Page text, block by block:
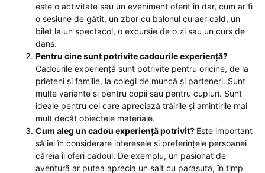
este o activitate sau un eveniment oferit în dar, cum ar fi
o sesiune de gătit, un zbor cu balonul cu aer cald, un
bilet la un spectacol, o excursie de o zi sau un curs de
dans.
Pentru cine sunt potrivite cadourile experiență?
Cadourile experiență sunt potrivite pentru oricine, de la
prieteni și familie, la colegi de muncă și parteneri. Sunt
multe variante si pentru copii sau pentru cupluri. Sunt
ideale pentru cei care apreciază trăirile și amintirile mai
mult decât obiectele materiale.
Cum aleg un cadou experiență potrivit? Este important
să iei în considerare interesele și preferințele persoanei
căreia îi oferi cadoul. De exemplu, un pasionat de
aventură ar putea aprecia un salt cu parașuta, în timp